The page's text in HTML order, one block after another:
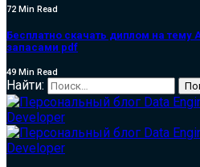
72 Min Read
Бесплатно скачать диплом на тему
запасами pdf
49 Min Read
Найти: